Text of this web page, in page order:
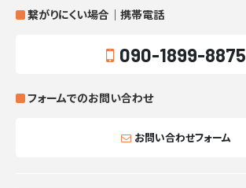
繋がりにくい場合｜携帯電話
090-1899-8875
フォームでのお問い合わせ
お問い合わせフォーム